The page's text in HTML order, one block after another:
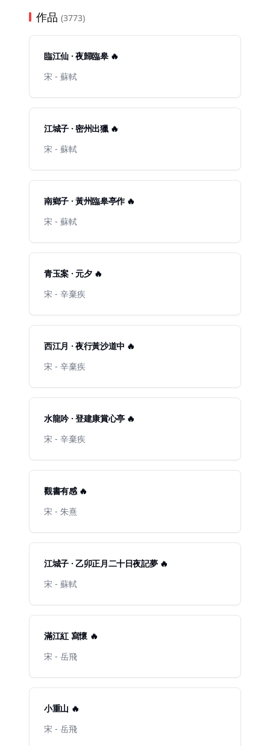
閎富典重，其詩博而深。
作品 (3773)
臨江仙 · 夜歸臨皋 🔥
宋 - 蘇軾
江城子 · 密州出獵 🔥
宋 - 蘇軾
南鄉子 · 黃州臨皋亭作 🔥
宋 - 蘇軾
青玉案 · 元夕 🔥
宋 - 辛棄疾
西江月 · 夜行黃沙道中 🔥
宋 - 辛棄疾
水龍吟 · 登建康賞心亭 🔥
宋 - 辛棄疾
觀書有感 🔥
宋 - 朱熹
江城子 · 乙卯正月二十日夜記夢 🔥
宋 - 蘇軾
滿江紅 寫懷 🔥
宋 - 岳飛
小重山 🔥
宋 - 岳飛